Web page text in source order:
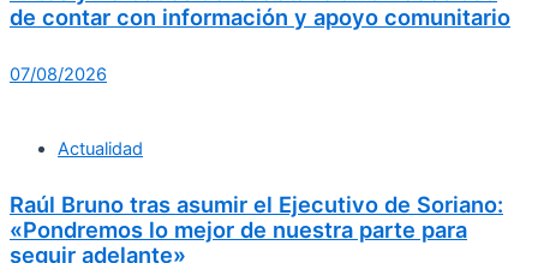
de contar con información y apoyo comunitario
07/08/2026
Actualidad
Raúl Bruno tras asumir el Ejecutivo de Soriano:
«Pondremos lo mejor de nuestra parte para
seguir adelante»